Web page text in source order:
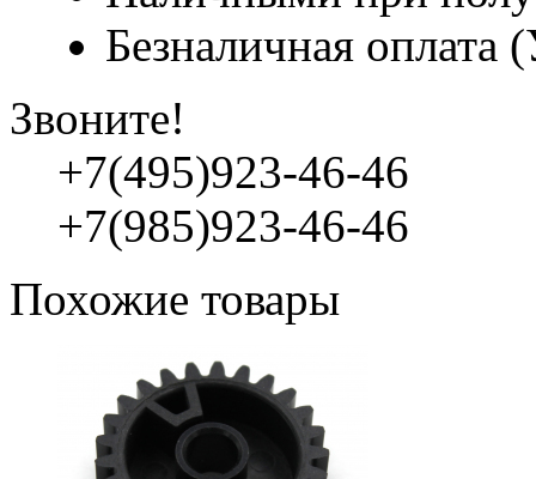
Безналичная
Звоните!
+7(495)923-46-46
+7(985)923-46-46
Похожие товары